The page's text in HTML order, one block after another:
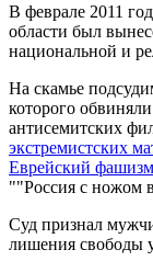
В феврале 2011
области был
национальной и
На скамье
которого
антисемитских
экстремистских
Еврейский
""Россия с ножом
Суд признал
лишения свободы